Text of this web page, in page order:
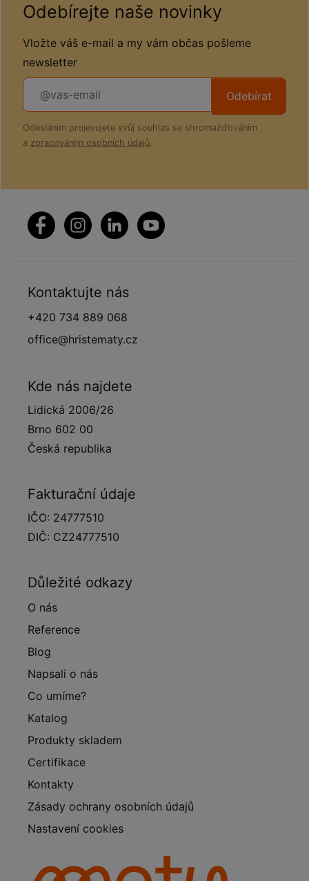
Odebírejte naše novinky
Vložte váš e-mail a my vám občas pošleme
newsletter
Odebírat
Odesláním projevujete svůj souhlas se shromažďováním
a zpracováním osobních údajů.
Kontaktujte nás
+420 734 889 068
office@hristematy.cz
Kde nás najdete
Lidická 2006/26
Brno 602 00
Česká republika
Fakturační údaje
IČO: 24777510
DIČ: CZ24777510
Důležité odkazy
O nás
Reference
Blog
Napsali o nás
Co umíme?
Katalog
Produkty skladem
Certifikace
Kontakty
Zásady ochrany osobních údajů
Nastavení cookies